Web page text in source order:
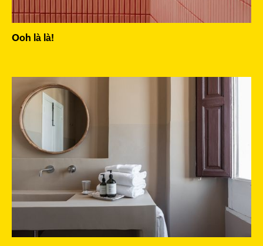
Ooh là là!